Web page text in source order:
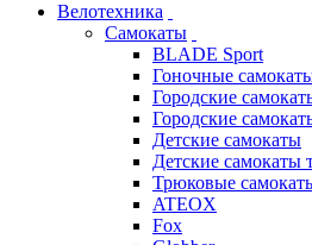
Велотехника
Самокаты
BLADE Sport
Гоночные
Городские
Городские
Детские самокаты
Детские самокаты
Трюковые
ATEOX
Fox